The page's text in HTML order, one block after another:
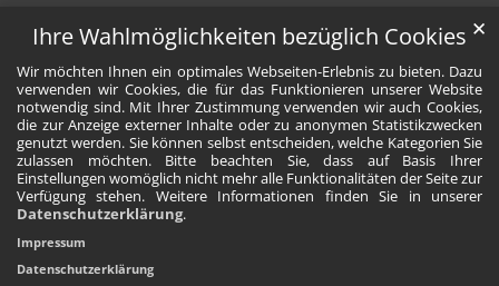
Ihre Wahlmöglichkeiten bezüglich Cookies
Wir möchten Ihnen ein optimales Webseiten-Erlebnis zu bieten. Dazu
verwenden wir Cookies, die für das Funktionieren unserer Website
notwendig sind. Mit Ihrer Zustimmung verwenden wir auch Cookies,
die zur Anzeige externer Inhalte oder zu anonymen Statistikzwecken
genutzt werden. Sie können selbst entscheiden, welche Kategorien Sie
zulassen möchten. Bitte beachten Sie, dass auf Basis Ihrer
Einstellungen womöglich nicht mehr alle Funktionalitäten der Seite zur
Verfügung stehen. Weitere Informationen finden Sie in unserer
Datenschutzerklärung.
✕
Impressum
Datenschutzerklärung